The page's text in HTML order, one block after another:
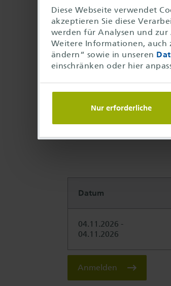
Diese Webseite verwendet
akzeptieren Sie diese
werden für Analysen und
Weitere Informationen, auch
ändern“ sowie in unseren
einschränken oder hier
Nur erforderliche
Datum
23.09.2026 -
23.09.2026
Anmelden
Datum
04.11.2026 -
04.11.2026
Anmelden